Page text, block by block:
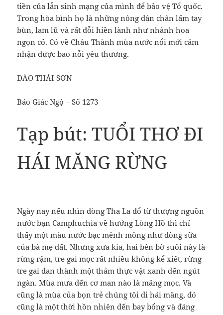
tiền của lẫn sinh mạng của mình để bảo vệ Tổ quốc.
Trong hòa bình họ là những nông dân chân lấm tay
bùn, lam lũ và rất đỗi hiền lành như nhành hoa
ngọn cỏ. Có về Châu Thành mùa nước nổi mới cảm
nhận được bao nỗi yêu thương.
ĐÀO THÁI SƠN
Báo Giác Ngộ – Số 1273
Tạp bút: TUỔI THƠ ĐI
HÁI MĂNG RỪNG
Ngày nay nếu nhìn dòng Tha La đổ từ thượng nguồn
nước bạn Camphuchia về hướng Lòng Hồ thì chỉ
thấy một màu nước bạc mênh mông như dòng sữa
của bà mẹ đất. Nhưng xưa kia, hai bên bờ suối này là
rừng rậm, tre gai mọc rất nhiều không kể xiết, rừng
tre gai đan thành một thảm thực vật xanh đến ngút
ngàn. Mùa mưa đến cơ man nào là măng mọc. Và
cũng là mùa của bọn trẻ chúng tôi đi hái măng, đó
cũng là một thời hồn nhiên đến baybổng và đáng